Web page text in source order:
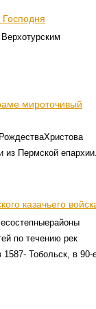
мироточивый
Пермской
казачьего
по течению рек
Тобольск, в 90-